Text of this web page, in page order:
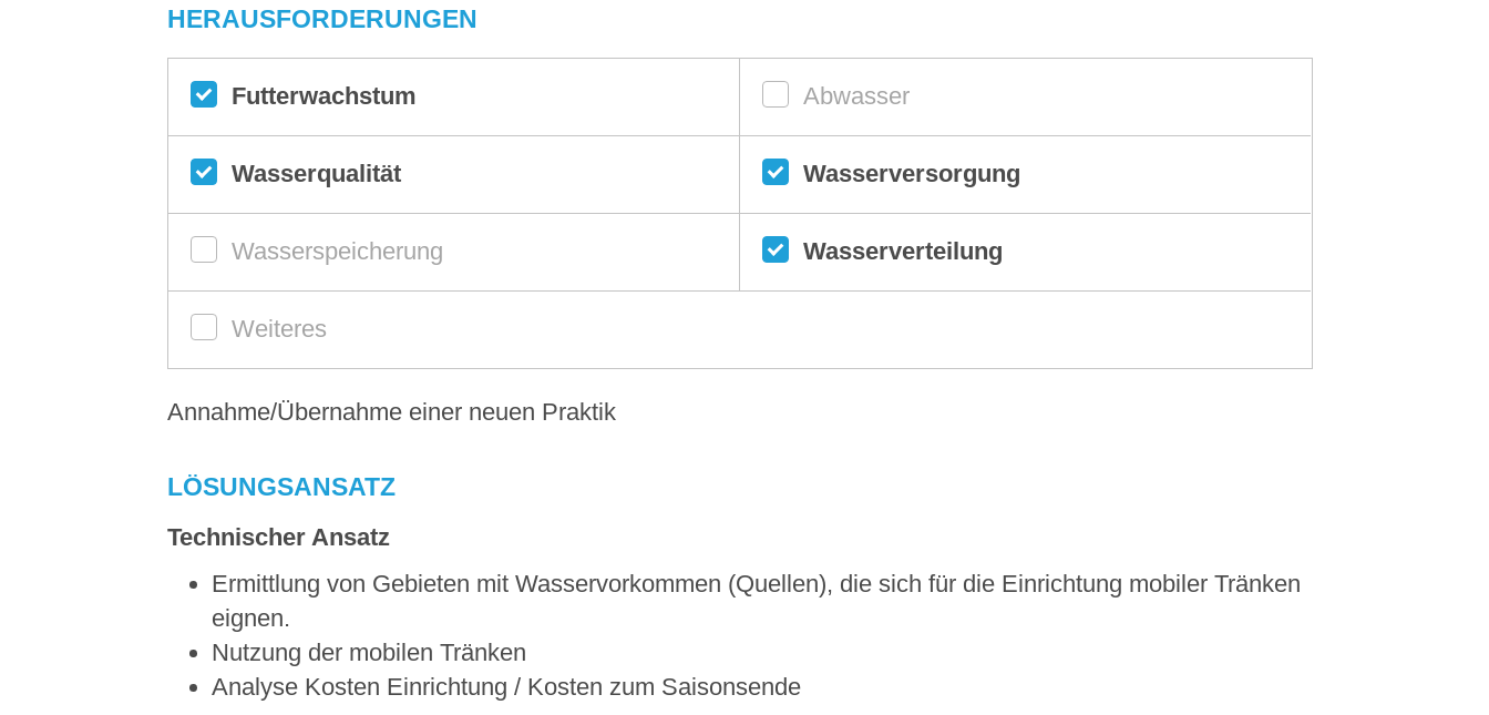
HERAUSFORDERUNGEN
Futterwachstum Abwasser
Wasserqualität Wasserversorgung
Wasserspeicherung Wasserverteilung
Weiteres
Annahme/Übernahme einer neuen Praktik
LÖSUNGSANSATZ
Technischer Ansatz
Ermittlung von Gebieten mit Wasservorkommen (Quellen), die sich für die Einrichtung mobiler Tränken
eignen.
Nutzung der mobilen Tränken
Analyse Kosten Einrichtung / Kosten zum Saisonsende